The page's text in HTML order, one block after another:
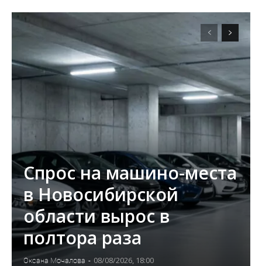
Спрос на машино-места
в Новосибирской
области вырос в
полтора раза
Оксана Мочалова - 08/08/2026, 18:00